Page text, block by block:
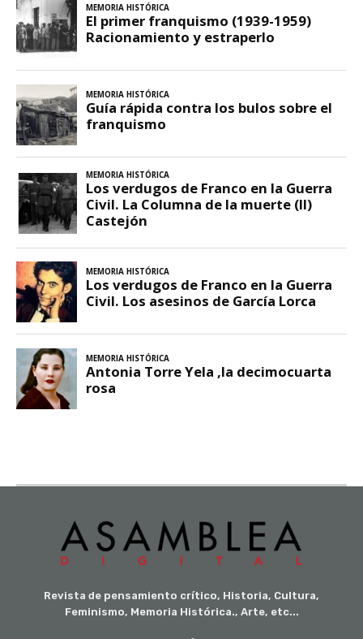
Revista de pensamiento crítico, Historia, Cultura,
Feminismo, Memoria Histórica., Arte, etc...